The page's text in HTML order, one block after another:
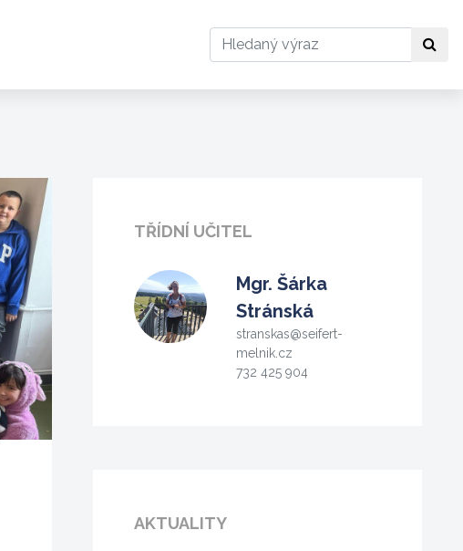
Hledat
TŘÍDNÍ UČITEL
Mgr. Šárka
Stránská
stranskas@seifert-
melnik.cz
732 425 904
AKTUALITY